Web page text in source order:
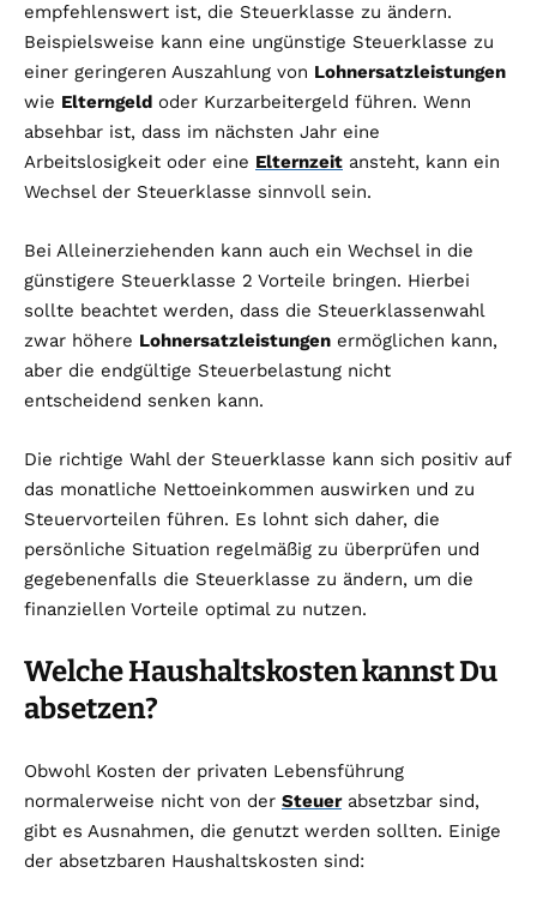
empfehlenswert ist, die Steuerklasse zu ändern.
Beispielsweise kann eine ungünstige Steuerklasse zu
einer geringeren Auszahlung von Lohnersatzleistungen
wie Elterngeld oder Kurzarbeitergeld führen. Wenn
absehbar ist, dass im nächsten Jahr eine
Arbeitslosigkeit oder eine Elternzeit ansteht, kann ein
Wechsel der Steuerklasse sinnvoll sein.
Bei Alleinerziehenden kann auch ein Wechsel in die
günstigere Steuerklasse 2 Vorteile bringen. Hierbei
sollte beachtet werden, dass die Steuerklassenwahl
zwar höhere Lohnersatzleistungen ermöglichen kann,
aber die endgültige Steuerbelastung nicht
entscheidend senken kann.
Die richtige Wahl der Steuerklasse kann sich positiv auf
das monatliche Nettoeinkommen auswirken und zu
Steuervorteilen führen. Es lohnt sich daher, die
persönliche Situation regelmäßig zu überprüfen und
gegebenenfalls die Steuerklasse zu ändern, um die
finanziellen Vorteile optimal zu nutzen.
Welche Haushaltskosten kannst Du
absetzen?
Obwohl Kosten der privaten Lebensführung
normalerweise nicht von der Steuerabsetzbar sind,
gibt es Ausnahmen, die genutzt werden sollten. Einige
der absetzbaren Haushaltskosten sind: